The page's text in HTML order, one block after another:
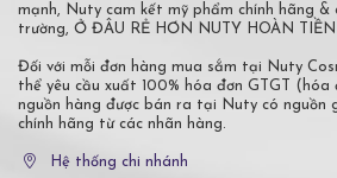
mạnh, Nuty cam kết mỹ phẩm chính hãng
trường, Ở ĐÂU RẺ HƠN NUTY HOÀN
Đối với mỗi đơn hàng mua sắm tại Nuty
thể yêu cầu xuất 100% hóa đơn GTGT (hóa
nguồn hàng được bán ra tại Nuty có nguồn
chính hãng từ các nhãn hàng.
Hệ thống chi nhánh